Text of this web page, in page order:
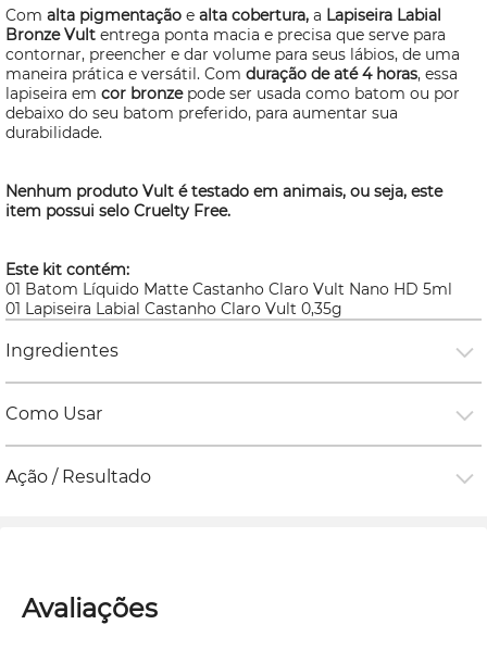
Com alta pigmentação e alta cobertura, a Lapiseira Labial
Bronze Vult entrega ponta macia e precisa que serve para
contornar, preencher e dar volume para seus lábios, de uma
maneira prática e versátil. Com duração de até 4 horas, essa
lapiseira em cor bronze pode ser usada como batom ou por
debaixo do seu batom preferido, para aumentar sua
durabilidade.
Nenhum produto Vult é testado em animais, ou seja, este
item possui selo Cruelty Free.
Este kit contém:
01 Batom Líquido Matte Castanho Claro Vult Nano HD 5ml
01 Lapiseira Labial Castanho Claro Vult 0,35g
Ingredientes
Como Usar
Ação / Resultado
Avaliações